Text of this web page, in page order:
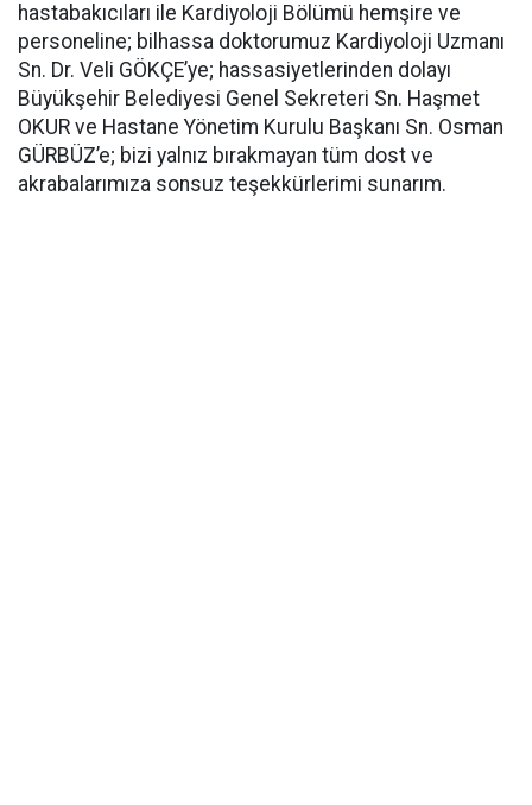
hastabakıcıları ile Kardiyoloji Bölümü hemşire ve
personeline; bilhassa doktorumuz Kardiyoloji Uzmanı
Sn. Dr. Veli GÖKÇE’ye; hassasiyetlerinden dolayı
Büyükşehir Belediyesi Genel Sekreteri Sn. Haşmet
OKUR ve Hastane Yönetim Kurulu Başkanı Sn. Osman
GÜRBÜZ’e; bizi yalnız bırakmayan tüm dost ve
akrabalarımıza sonsuz teşekkürlerimi sunarım.